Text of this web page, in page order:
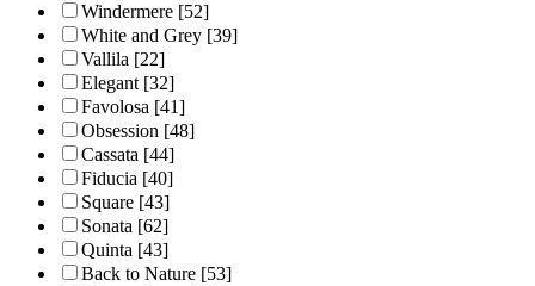
Windermere [52]
White and Grey [39]
Vallila [22]
Elegant [32]
Favolosa [41]
Obsession [48]
Cassata [44]
Fiducia [40]
Square [43]
Sonata [62]
Quinta [43]
Back to Nature [53]